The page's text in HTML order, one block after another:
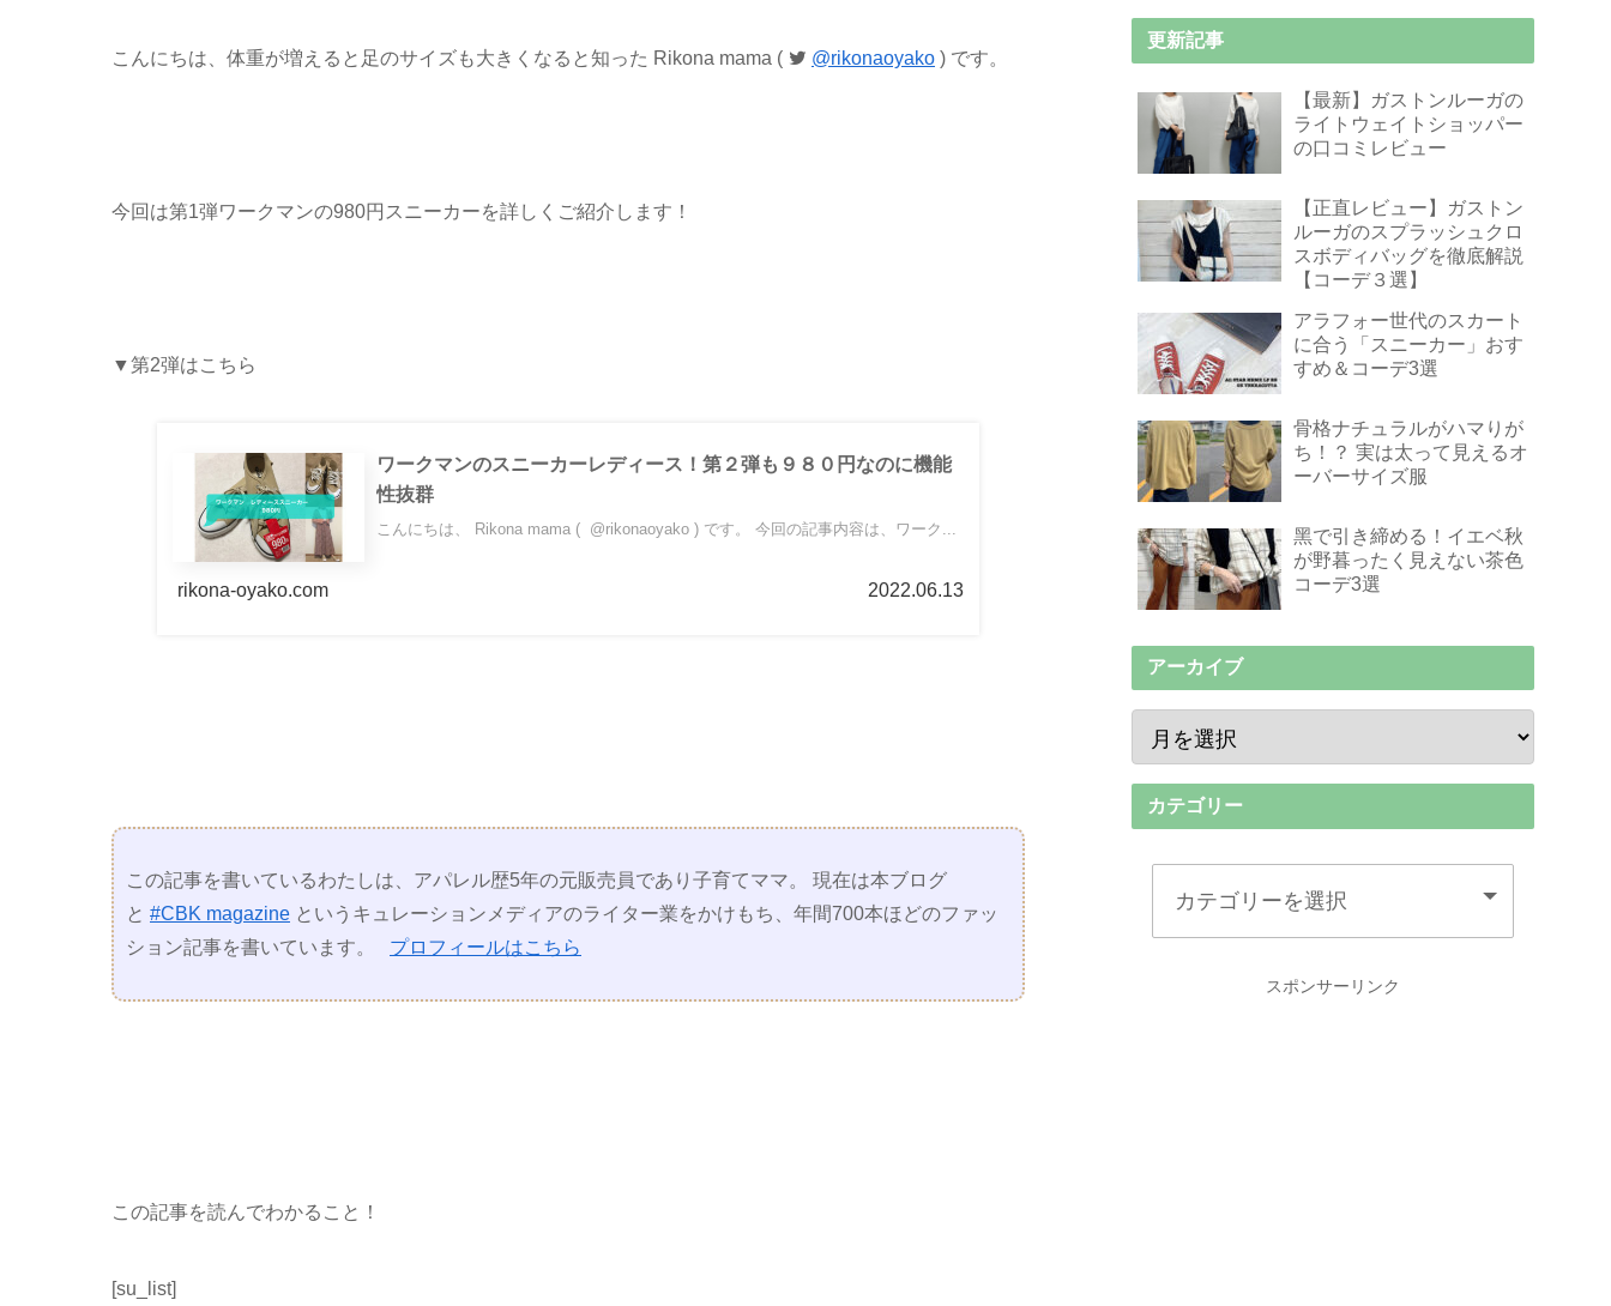
こんにちは、体重が増えると足のサイズも大きくなると知った Rikona mama ( @rikonaoyako ) です。
今回は第1弾ワークマンの980円スニーカーを詳しくご紹介します！
▼第2弾はこちら
ワークマンのスニーカーレディース！第２弾も９８０円なのに機能
性抜群
こんにちは、 Rikona mama ( @rikonaoyako ) です。 今回の記事内容は、ワーク...
rikona-oyako.com 2022.06.13
この記事を書いているわたしは、アパレル歴5年の元販売員であり子育てママ。 現在は本ブログ
と #CBK magazine というキュレーションメディアのライター業をかけもち、年間700本ほどのファッ
ション記事を書いています。 プロフィールはこちら
この記事を読んでわかること！
[su_list]
更新記事
【最新】ガストンルーガの
ライトウェイトショッパー
の口コミレビュー
【正直レビュー】ガストン
ルーガのスプラッシュクロ
スボディバッグを徹底解説
【コーデ３選】
アラフォー世代のスカート
に合う「スニーカー」おす
すめ＆コーデ3選
骨格ナチュラルがハマりが
ち！？ 実は太って見えるオ
ーバーサイズ服
黑で引き締める！イエベ秋
が野暮ったく見えない茶色
コーデ3選
アーカイブ
カテゴリー
スポンサーリンク